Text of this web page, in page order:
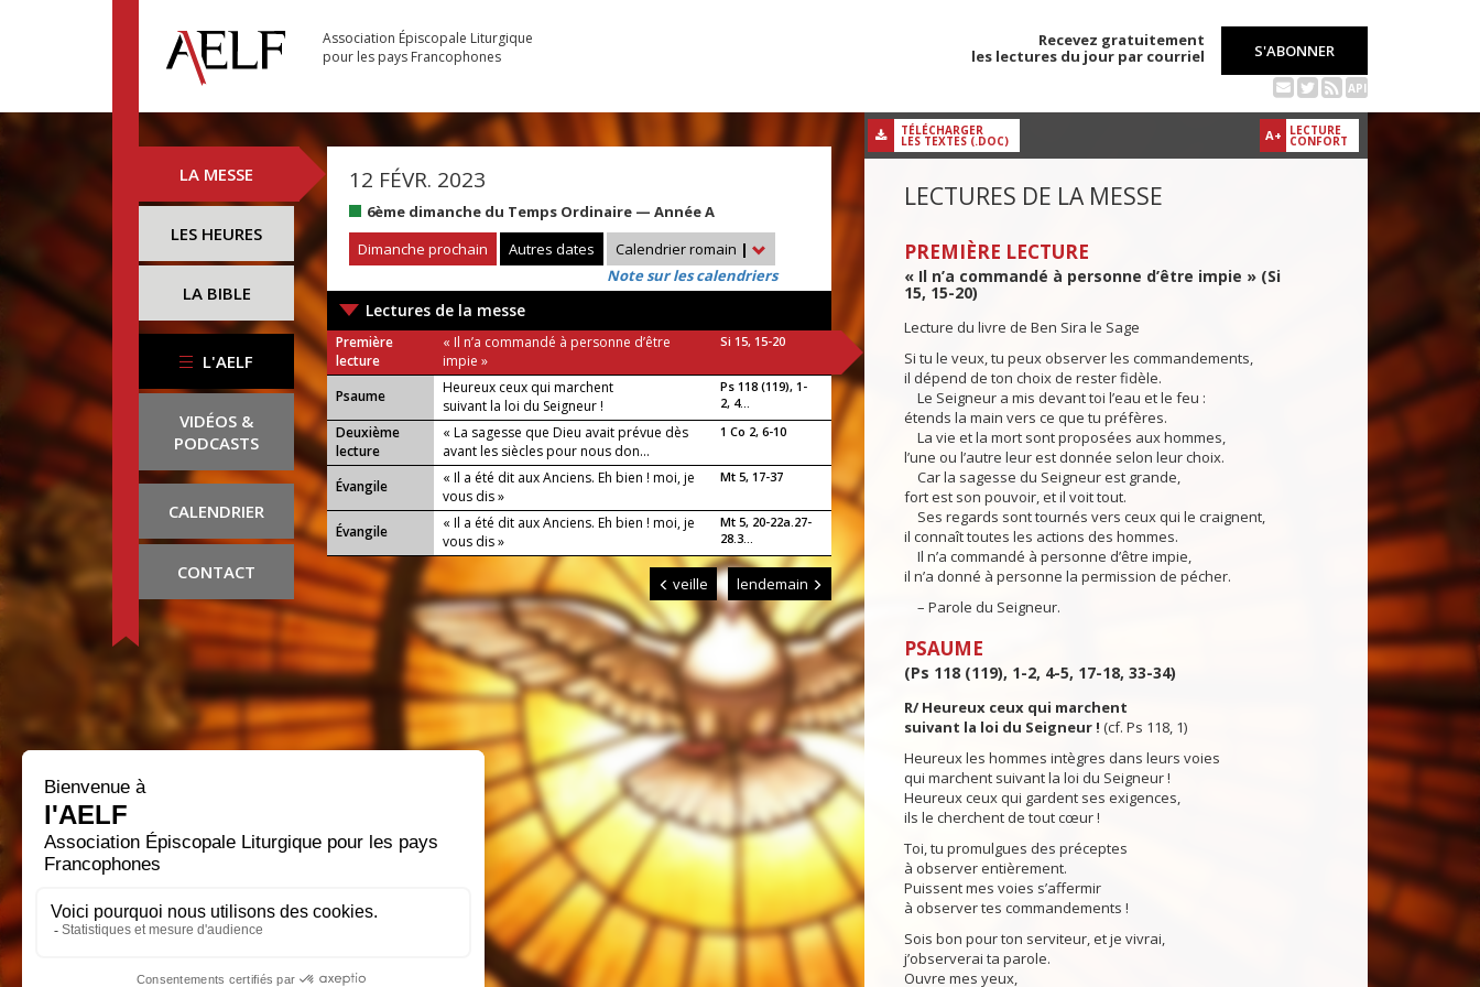
Association Épiscopale Liturgique
pour les pays Francophones
Recevez gratuitement
les lectures du jour par courriel
S'ABONNER
API
LA MESSE
LES HEURES
LA BIBLE
L'AELF
VIDÉOS &
PODCASTS
CALENDRIER
CONTACT
12 FÉVR. 2023
6ème dimanche du Temps Ordinaire — Année A
Dimanche prochain
Autres dates Calendrier romain |
Note sur les calendriers
Lectures de la messe
Première
lecture
« Il n’a commandé à personne d’être
impie »
Si 15, 15-20
Psaume
Heureux ceux qui marchent
suivant la loi du Seigneur !
Ps 118 (119), 1-
2, 4...
Deuxième
lecture
« La sagesse que Dieu avait prévue dès
avant les siècles pour nous don...
1 Co 2, 6-10
Évangile
« Il a été dit aux Anciens. Eh bien ! moi, je
vous dis »
Mt 5, 17-37
Évangile
« Il a été dit aux Anciens. Eh bien ! moi, je
vous dis »
Mt 5, 20-22a.27-
28.3...
veille lendemain
A+ LECTURE
CONFORT
TÉLÉCHARGER
LES TEXTES (.DOC)
LECTURES DE LA MESSE
PREMIÈRE LECTURE
« Il n’a commandé à personne d’être impie » (Si
15, 15-20)
Lecture du livre de Ben Sira le Sage
Si tu le veux, tu peux observer les commandements,
il dépend de ton choix de rester fidèle.
Le Seigneur a mis devant toi l’eau et le feu :
étends la main vers ce que tu préfères.
La vie et la mort sont proposées aux hommes,
l’une ou l’autre leur est donnée selon leur choix.
Car la sagesse du Seigneur est grande,
fort est son pouvoir, et il voit tout.
Ses regards sont tournés vers ceux qui le craignent,
il connaît toutes les actions des hommes.
Il n’a commandé à personne d’être impie,
il n’a donné à personne la permission de pécher.
– Parole du Seigneur.
PSAUME
(Ps 118 (119), 1-2, 4-5, 17-18, 33-34)
R/ Heureux ceux qui marchent
suivant la loi du Seigneur ! (cf. Ps 118, 1)
Heureux les hommes intègres dans leurs voies
qui marchent suivant la loi du Seigneur !
Heureux ceux qui gardent ses exigences,
ils le cherchent de tout cœur !
Toi, tu promulgues des préceptes
à observer entièrement.
Puissent mes voies s’affermir
à observer tes commandements !
Sois bon pour ton serviteur, et je vivrai,
j’observerai ta parole.
Ouvre mes yeux,